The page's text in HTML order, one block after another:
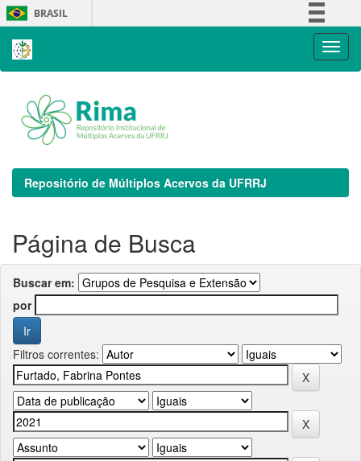
Skip
navigation
BRASIL
Repositório de Múltiplos Acervos da UFRRJ
Página de Busca
Buscar em:
por
Filtros correntes: